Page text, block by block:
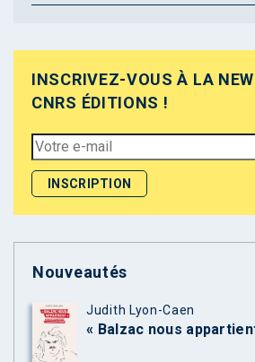
INSCRIVEZ-VOUS À LA
CNRS ÉDITIONS !
Nouveautés
Judith Lyon-Caen
« Balzac nous